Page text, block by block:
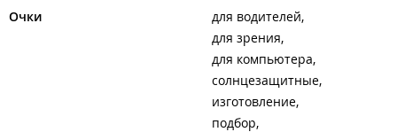
Очки
для водителей
для зрения
для компьютера
солнцезащитные
изготовление
подбор